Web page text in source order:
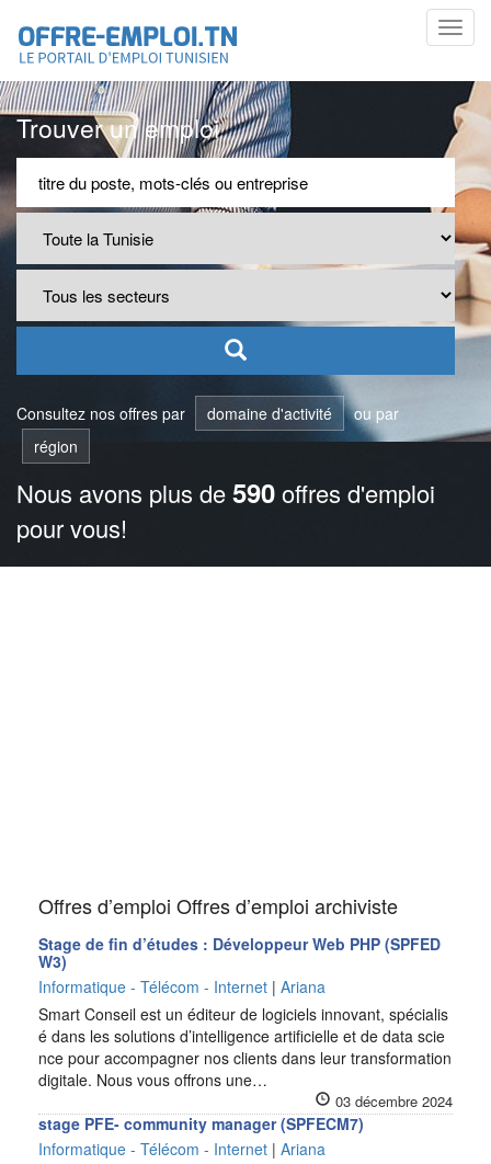
Trouver un emploi
Consultez nos offres par domaine d'activité
ou par
région
Nous avons plus de590offres d'emploi
pour vous!
Offres d’emploi Offres d’emploi archiviste
Stage de fin d’études : Développeur Web PHP (SPFED
W3)
Informatique - Télécom - Internet | Ariana
Smart Conseil est un éditeur de logiciels innovant, spécialis
é dans les solutions d’intelligence artificielle et de data scie
nce pour accompagner nos clients dans leur transformation
digitale. Nous vous offrons une…
03 décembre 2024
stage PFE- community manager (SPFECM7)
Informatique - Télécom - Internet | Ariana